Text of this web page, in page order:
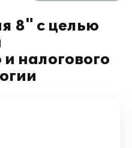
8" с целью
и налогового